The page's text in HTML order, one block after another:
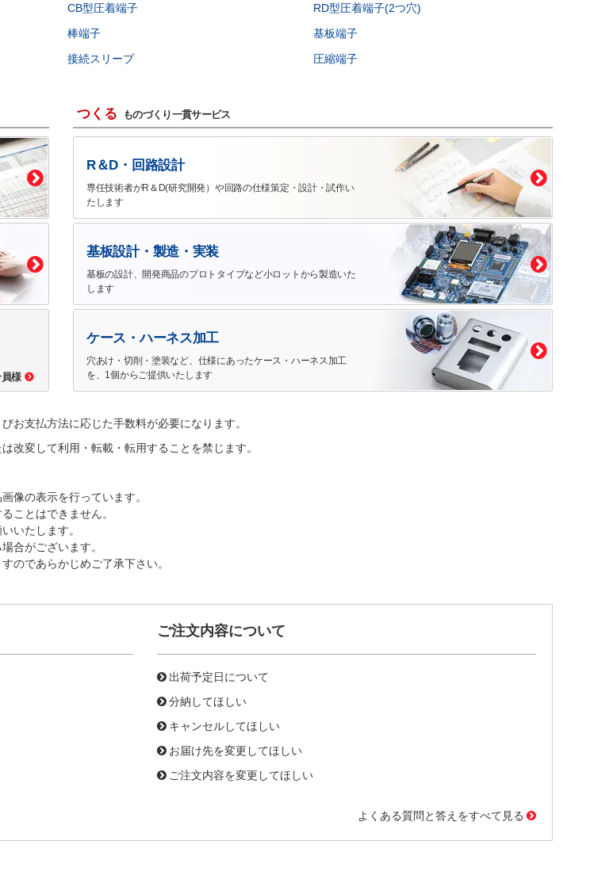
CB型圧着端子
RD型圧着端子(2つ穴)
棒端子
基板端子
接続スリーブ 圧縮端子
様
つくる ものづくり一貫サービス
R＆D・回路設計
専任技術者がR＆D(研究開発）や回路の仕様策定・設計・試作い
たします
基板設計・製造・実装
基板の設計、開発商品のプロトタイプなど小ロットから製造いた
します
ケース・ハーネス加工
穴あけ・切削・塗装など、仕様にあったケース・ハーネス加工
を、1個からご提供いたします
お支払方法に応じた手数料が必要になります。
改変して利用・転載・転用することを禁じます。
像の表示を行っています。
ことはできません。
いたします。
合がございます。
のであらかじめご了承下さい。
ご注文内容について
出荷予定日について
分納してほしい
キャンセルしてほしい
お届け先を変更してほしい
ご注文内容を変更してほしい
よくある質問と答えをすべて見る